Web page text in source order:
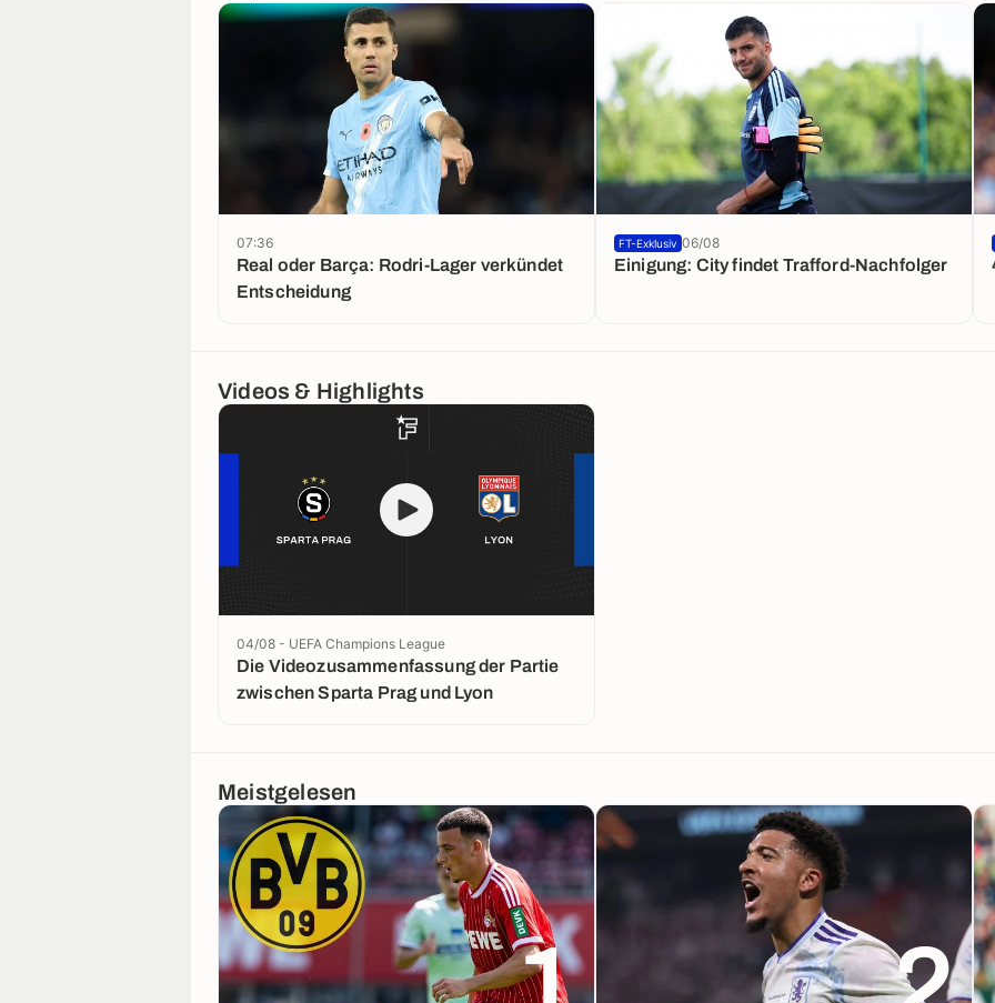
Real oder Barça: Rodri-Lager verkündet
Entscheidung
07:36
Einigung: City findet Trafford-Nachfolger
FT-Exklusiv 06/08
Videos & Highlights
Die Videozusammenfassung der Partie
zwischen Sparta Prag und Lyon
04/08 - UEFA Champions League
Meistgelesen